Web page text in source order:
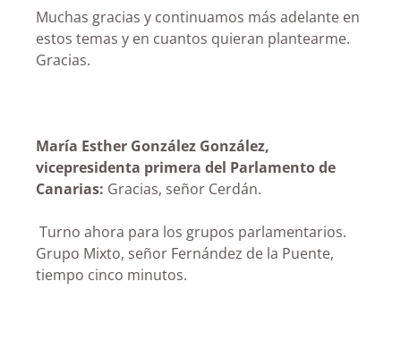
Muchas gracias y continuamos más adelante en
estos temas y en cuantos quieran plantearme.
Gracias.
María Esther González González,
vicepresidenta primera del Parlamento de
Canarias: Gracias, señor Cerdán.
Turno ahora para los grupos parlamentarios.
Grupo Mixto, señor Fernández de la Puente,
tiempo cinco minutos.